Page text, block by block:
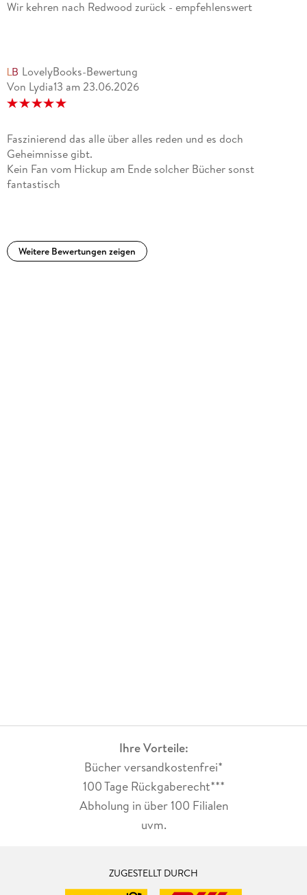
Wir kehren nach Redwood zurück - empfehlenswert
LovelyBooks-Bewertung
Von Lydia13 am 23.06.2026
Faszinierend das alle über alles reden und es doch
Geheimnisse gibt.
Kein Fan vom Hickup am Ende solcher Bücher sonst
fantastisch
Weitere Bewertungen zeigen
Ihre Vorteile:
Bücher versandkostenfrei*
100 Tage Rückgaberecht***
Abholung in über 100 Filialen
uvm.
ZUGESTELLT DURCH